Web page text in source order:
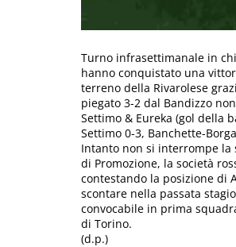
Turno infrasettimanale in
hanno conquistato una
terreno della Rivarolese
piegato 3-2 dal Bandizzo
Settimo & Eureka (gol della
Settimo 0-3, Banchette-
Intanto non si interrompe la
di Promozione, la società
contestando la posizione di
scontare nella passata
convocabile in prima
di Torino.
(d.p.)